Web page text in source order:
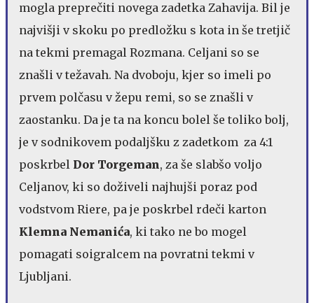
mogla preprečiti novega zadetka Zahavija. Bil je
najvišji v skoku po predložku s kota in še tretjič
na tekmi premagal Rozmana. Celjani so se
znašli v težavah. Na dvoboju, kjer so imeli po
prvem polčasu v žepu remi, so se znašli v
zaostanku. Da je ta na koncu bolel še toliko bolj,
je v sodnikovem podaljšku z zadetkom za 4:1
poskrbel Dor Torgeman, za še slabšo voljo
Celjanov, ki so doživeli najhujši poraz pod
vodstvom Riere, pa je poskrbel rdeči karton
Klemna Nemanića, ki tako ne bo mogel
pomagati soigralcem na povratni tekmi v
Ljubljani.